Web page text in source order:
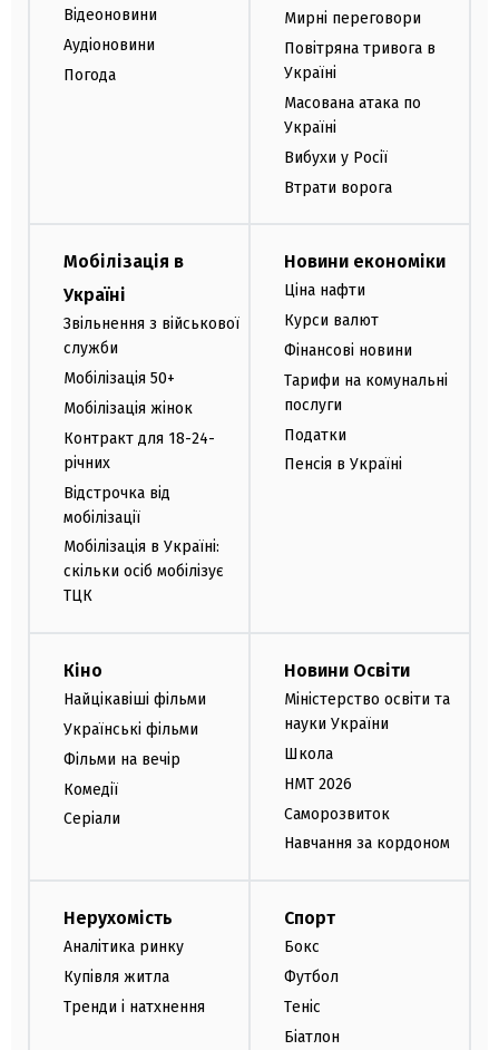
Відеоновини
Аудіоновини
Погода
Мирні переговори
Повітряна тривога в
Україні
Масована атака по
Україні
Вибухи у Росії
Втрати ворога
Мобілізація в
Україні
Звільнення з військової
служби
Мобілізація 50+
Мобілізація жінок
Контракт для 18-24-
річних
Відстрочка від
мобілізації
Мобілізація в Україні:
скільки осіб мобілізує
ТЦК
Новини економіки
Ціна нафти
Курси валют
Фінансові новини
Тарифи на комунальні
послуги
Податки
Пенсія в Україні
Кіно
Найцікавіші фільми
Українські фільми
Фільми на вечір
Комедії
Серіали
Новини Освіти
Міністерство освіти та
науки України
Школа
НМТ 2026
Саморозвиток
Навчання за кордоном
Нерухомість
Аналітика ринку
Купівля житла
Тренди і натхнення
Спорт
Бокс
Футбол
Теніс
Біатлон